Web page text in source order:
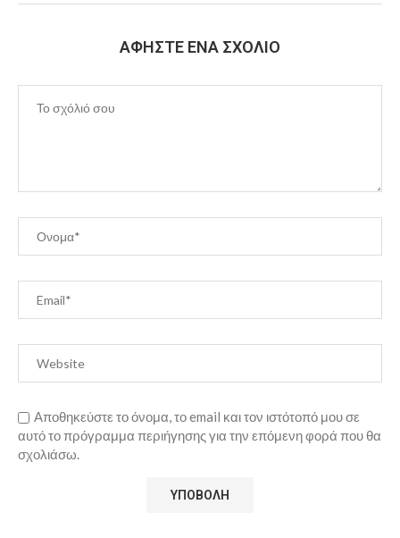
ΑΦΉΣΤΕ ΈΝΑ ΣΧΌΛΙΟ
Αποθηκεύστε το όνομα, το email και τον ιστότοπό μου σε
αυτό το πρόγραμμα περιήγησης για την επόμενη φορά που θα
σχολιάσω.